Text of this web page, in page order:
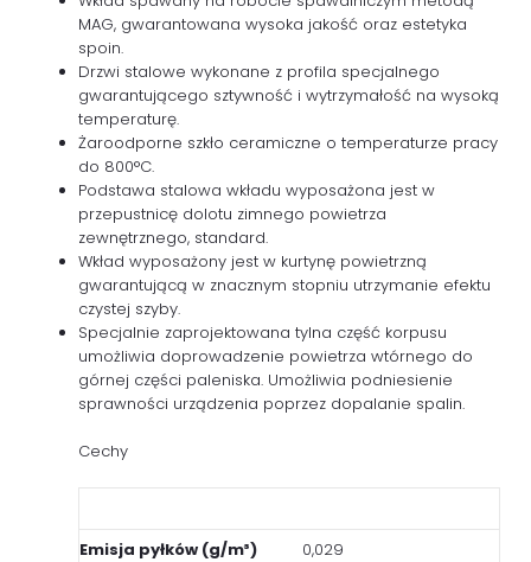
MAG, gwarantowana wysoka jakość oraz estetyka
spoin.
Drzwi stalowe wykonane z profila specjalnego
gwarantującego sztywność i wytrzymałość na wysoką
temperaturę.
Żaroodporne szkło ceramiczne o temperaturze pracy
do 800°C.
Podstawa stalowa wkładu wyposażona jest w
przepustnicę dolotu zimnego powietrza
zewnętrznego, standard.
Wkład wyposażony jest w kurtynę powietrzną
gwarantującą w znacznym stopniu utrzymanie efektu
czystej szyby.
Specjalnie zaprojektowana tylna część korpusu
umożliwia doprowadzenie powietrza wtórnego do
górnej części paleniska. Umożliwia podniesienie
sprawności urządzenia poprzez dopalanie spalin.
Cechy
Emisja pyłków (g/m³)
0,029